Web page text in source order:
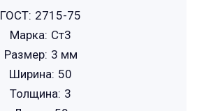
ГОСТ: 2715-75
Марка: Ст3
Размер: 3 мм
Ширина: 50
Толщина: 3